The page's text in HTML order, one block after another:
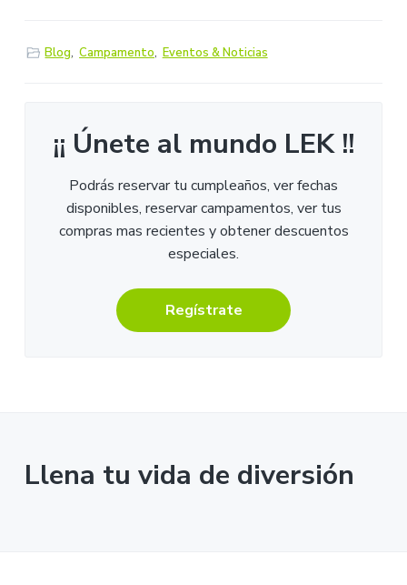
Blog, Campamento, Eventos & Noticias
¡¡ Únete al mundo LEK !!
Podrás reservar tu cumpleaños, ver fechas
disponibles, reservar campamentos, ver tus
compras mas recientes y obtener descuentos
especiales.
Regístrate
Llena tu vida de diversión